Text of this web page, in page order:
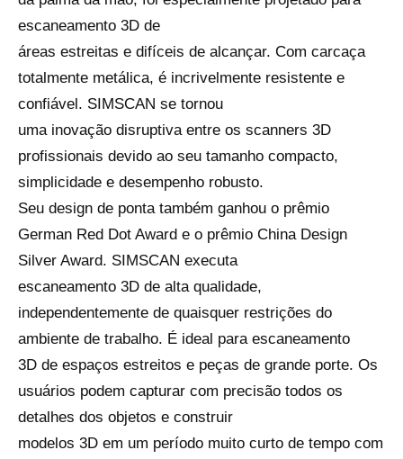
escaneamento 3D de
áreas estreitas e difíceis de alcançar. Com carcaça
totalmente metálica, é incrivelmente resistente e
confiável. SIMSCAN se tornou
uma inovação disruptiva entre os scanners 3D
profissionais devido ao seu tamanho compacto,
simplicidade e desempenho robusto.
Seu design de ponta também ganhou o prêmio
German Red Dot Award e o prêmio China Design
Silver Award. SIMSCAN executa
escaneamento 3D de alta qualidade,
independentemente de quaisquer restrições do
ambiente de trabalho. É ideal para escaneamento
3D de espaços estreitos e peças de grande porte. Os
usuários podem capturar com precisão todos os
detalhes dos objetos e construir
modelos 3D em um período muito curto de tempo com